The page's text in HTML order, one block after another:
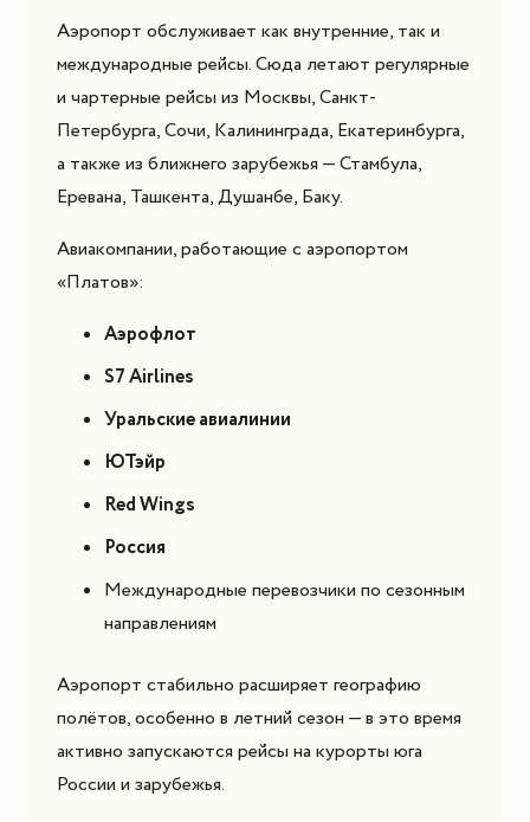
Аэропорт обслуживает как внутренние, так и
международные рейсы. Сюда летают регулярные
и чартерные рейсы из Москвы, Санкт-
Петербурга, Сочи, Калининграда, Екатеринбурга,
а также из ближнего зарубежья — Стамбула,
Еревана, Ташкента, Душанбе, Баку.
Авиакомпании, работающие с аэропортом
«Платов»:
Аэрофлот
S7 Airlines
Уральские авиалинии
ЮТэйр
Red Wings
Россия
Международные перевозчики по сезонным
направлениям
Аэропорт стабильно расширяет географию
полётов, особенно в летний сезон — в это время
активно запускаются рейсы на курорты юга
России и зарубежья.